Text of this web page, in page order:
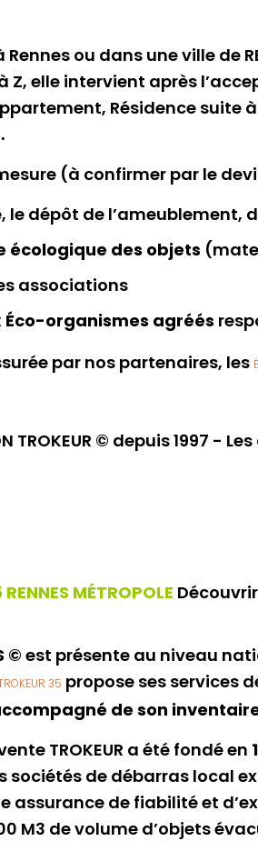
ou dans une ville de
elle intervient après
Résidence suite
(à confirmer par le
le dépôt de l’ameublement,
écologique des objets
associations
organismes agréés
par nos partenaires, les
TROKEUR © depuis 1997 -
MÉTROPOLE Découvrir
© est présente au niveau
35 propose ses services
de son
TROKEUR a été fondé en
sociétés de débarras local
assurance de fiabilité et
M3 de volume d’objets